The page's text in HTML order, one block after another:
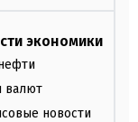
экономики
валют
новости